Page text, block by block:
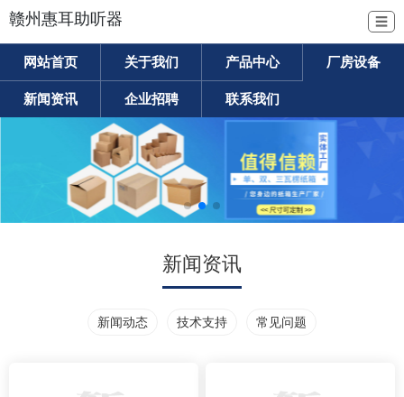
赣州惠耳助听器 ☰
网站首页 关于我们 产品中心 厂房设备
新闻资讯 企业招聘 联系我们
新闻资讯
新闻动态 技术支持 常见问题